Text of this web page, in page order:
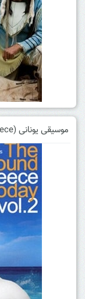
موسیقی یونانی (Greece)